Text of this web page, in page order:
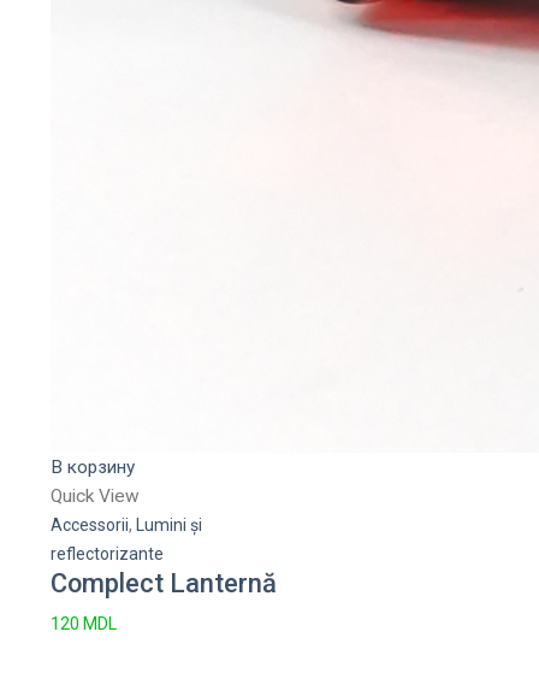
В корзину
Quick View
Accessorii,
Lumini și
reflectorizante
Complect Lanternă
120 MDL